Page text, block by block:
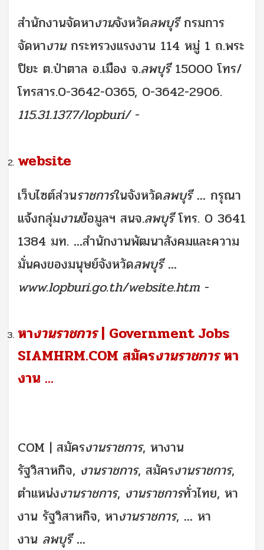
สำนักงานจัดหางานจังหวัดลพบุรีกรมการ
จัดหางานกระทรวงแรงงาน 114 หมู่ 1 ถ.พระ
ปิยะ ต.ป่าตาล อ.เมือง จ.ลพบุรี15000 โทร/
โทรสาร.0-3642-0365, 0-3642-2906.
115.31.137.7/lopburi/-
website
เว็บไซต์ส่วนราชการในจังหวัดลพบุรี ... กรุณา
แจ้งกลุ่มงานข้อมูลฯ สนจ.ลพบุรีโทร. 0 3641
1384 มท. ...สำนักงานพัฒนาสังคมและความ
มั่นคงของมนุษย์จังหวัดลพบุรี ...
www.lopburi.go.th/website.htm -
หางานราชการ| Government Jobs
SIAMHRM.COM สมัครงานราชการหา
งาน ...
COM | สมัครงานราชการ, หางาน
รัฐวิสาหกิจ, งานราชการ, สมัครงานราชการ,
ตำแหน่งงานราชการ, งานราชการทั่วไทย, หา
งาน รัฐวิสาหกิจ, หางานราชการ, ... หา
งาน ลพบุรี ...